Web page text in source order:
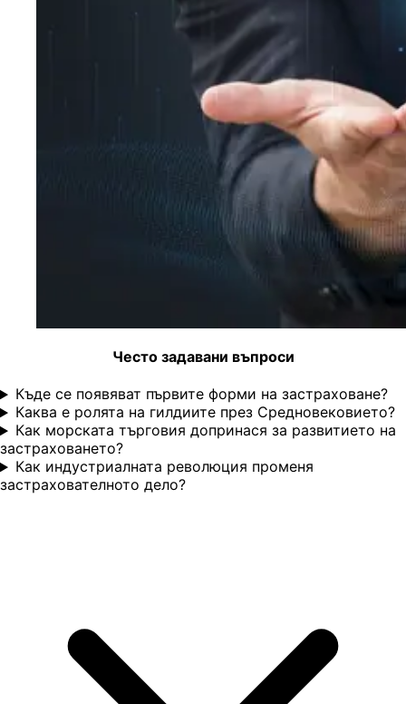
Често задавани въпроси
Къде се появяват първите форми на застраховане?
Каква е ролята на гилдиите през Средновековието?
Как морската търговия допринася за развитието на
застраховането?
Как индустриалната революция променя
застрахователното дело?